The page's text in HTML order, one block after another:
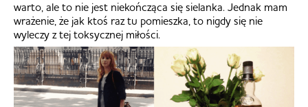
warto, ale to nie jest niekończąca się sielanka. Jednak mam
wrażenie, że jak ktoś raz tu pomieszka, to nigdy się nie
wyleczy z tej toksycznej miłości.